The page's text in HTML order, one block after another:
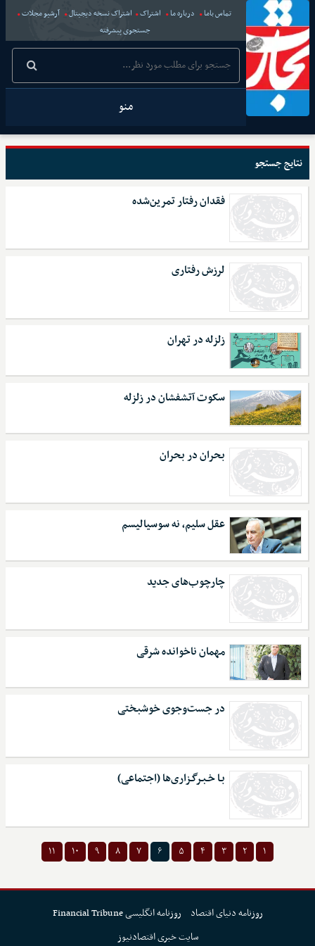
تماس باما درباره ما اشتراک اشتراک نسخه دیجیتال
آرشیو مجلات
جستجوی پیشرفته
منو
نتایج جستجو
فقدان رفتار تمرین‌شده
لرزش رفتاری
زلزله در تهران
سکوت آتشفشان در زلزله
بحران در بحران
عقل سلیم، نه سوسیالیسم
چارچوب‌های جدید
مهمان ناخوانده شرقی
در جست‌وجوی خوشبختی
بـا خـبـرگـزاری‌ها (اجتماعی)
۱ ۲ ۳ ۴ ۵ ۶ ۷ ۸ ۹ ۱۰ ۱۱
روزنامه دنیای اقتصاد
روزنامه انگلیسی Financial Tribune
سایت خبری اقتصادنیوز